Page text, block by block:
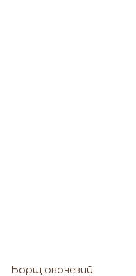
Борщ овочевий